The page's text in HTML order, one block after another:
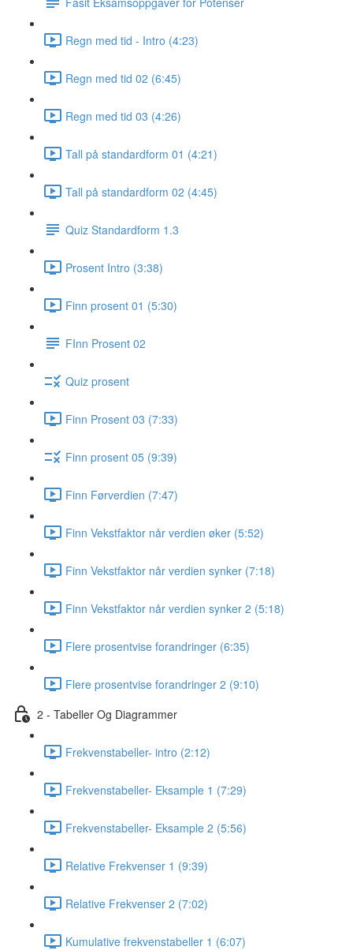
Regn med tid - Intro (4:23)
Regn med tid 02 (6:45)
Regn med tid 03 (4:26)
Tall på standardform 01 (4:21)
Tall på standardform 02 (4:45)
Quiz Standardform 1.3
Prosent Intro (3:38)
Finn prosent 01 (5:30)
FInn Prosent 02
Quiz prosent
Finn Prosent 03 (7:33)
Finn prosent 05 (9:39)
Finn Førverdien (7:47)
Finn Vekstfaktor når verdien øker (5:52)
Finn Vekstfaktor når verdien synker (7:18)
Finn Vekstfaktor når verdien synker 2 (5:18)
Flere prosentvise forandringer (6:35)
Flere prosentvise forandringer 2 (9:10)
2 - Tabeller Og Diagrammer
Frekvenstabeller- intro (2:12)
Frekvenstabeller- Eksample 1 (7:29)
Frekvenstabeller- Eksample 2 (5:56)
Relative Frekvenser 1 (9:39)
Relative Frekvenser 2 (7:02)
Kumulative frekvenstabeller 1 (6:07)